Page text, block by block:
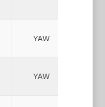
YAW
YAW